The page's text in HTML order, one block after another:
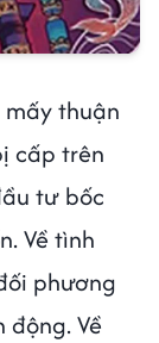
thuận
cấp trên
tư bốc
Về tình
phương
Về